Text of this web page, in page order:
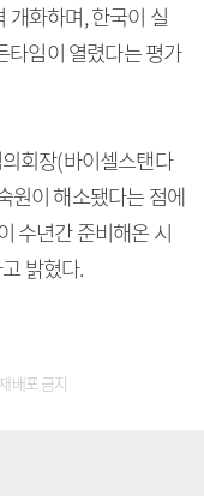
개화하며, 한국이 실
타임이 열렸다는 평가
회장(바이셀스탠다
원이 해소됐다는 점에
수년간 준비해온 시
밝혔다.
배포 금지